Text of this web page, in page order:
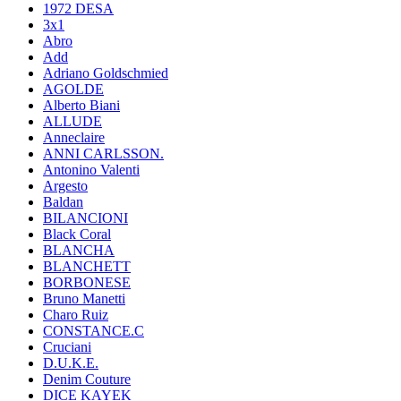
1972 DESA
3x1
Abro
Add
Adriano Goldschmied
AGOLDE
Alberto Biani
ALLUDE
Anneclaire
ANNI CARLSSON.
Antonino Valenti
Argesto
Baldan
BILANCIONI
Black Coral
BLANCHA
BLANCHETT
BORBONESE
Bruno Manetti
Charo Ruiz
CONSTANCE.C
Cruciani
D.U.K.E.
Denim Couture
DICE KAYEK